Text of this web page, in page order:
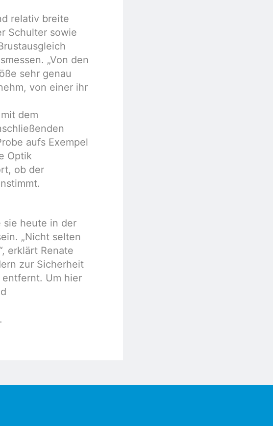
relativ breite
Schulter sowie
„Von den
sehr genau
von einer ihr
dem
aufs Exempel
Optik
ob der
sie heute in der
„Nicht selten
erklärt Renate
zur Sicherheit
Um hier